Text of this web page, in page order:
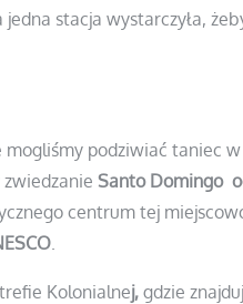
stacja wystarczyła,
podziwiać taniec
Santo Domingo
centrum tej
Kolonialnej, gdzie